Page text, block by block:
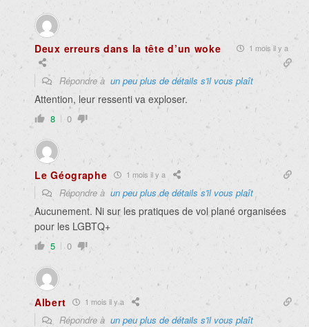
Deux erreurs dans la tête d’un woke 1 mois il y a
Répondre à un peu plus de détails s'il vous plaît
Attention, leur ressenti va exploser.
8 0
Le Géographe 1 mois il y a
Répondre à un peu plus de détails s'il vous plaît
Aucunement. Ni sur les pratiques de vol plané organisées
pour les LGBTQ+
5 0
Albert 1 mois il y a
Répondre à un peu plus de détails s'il vous plaît